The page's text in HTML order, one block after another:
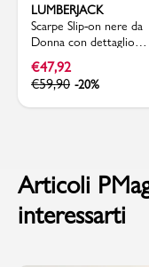
LUMBERJACK
Scarpe Slip-on nere da
Donna con dettaglio
strass e memory foam
Lumberjack Keira
€47,92
€59,90 -20%
Articoli
interessarti